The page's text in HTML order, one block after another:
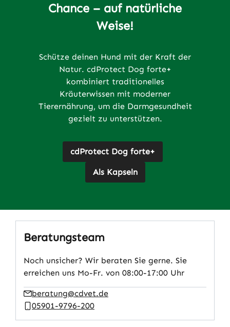
Chance – auf natürliche
Weise!
Schütze deinen Hund mit der Kraft der
Natur. cdProtect Dog forte+
kombiniert traditionelles
Kräuterwissen mit moderner
Tierernährung, um die Darmgesundheit
gezielt zu unterstützen.
cdProtect Dog forte+
Als Kapseln
Beratungsteam
Noch unsicher? Wir beraten Sie gerne. Sie
erreichen uns Mo-Fr. von 08:00-17:00 Uhr
beratung@cdvet.de
05901-9796-200